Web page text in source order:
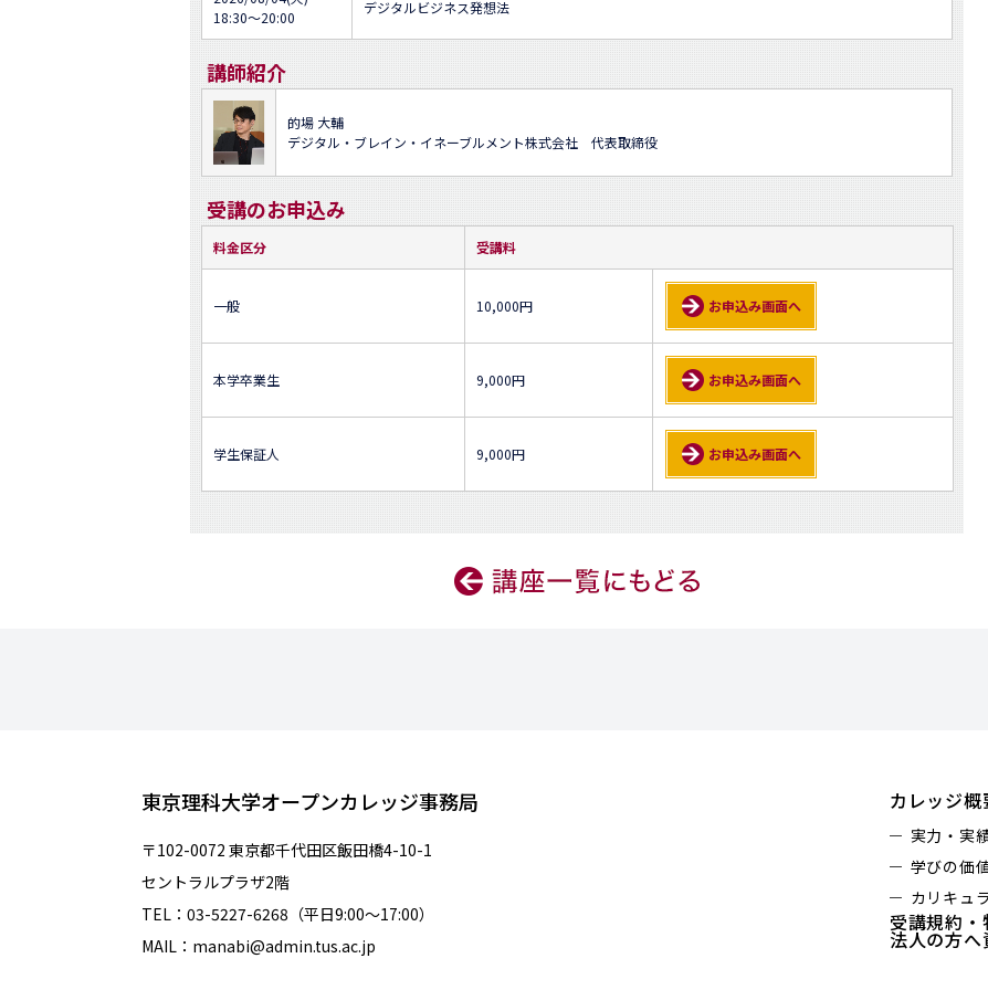
18:30～20:00
デジタルビジネス発想法
講師紹介
的場 大輔
デジタル・ブレイン・イネーブルメント株式会社 代表取締役
受講のお申込み
料金区分 受講料
一般 10,000円 お申込み画面へ
本学卒業生 9,000円 お申込み画面へ
学生保証人 9,000円 お申込み画面へ
東京理科大学オープンカレッジ事務局
〒102-0072 東京都千代田区飯田橋4-10-1
セントラルプラザ2階
TEL：03-5227-6268（平日9:00～17:00）
MAIL：manabi@admin.tus.ac.jp
カレッジ概
実力・実
学びの価
カリキュ
受講規約
法人の方へ